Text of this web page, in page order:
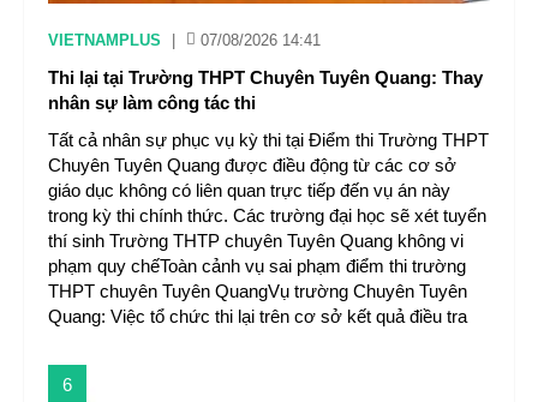
VIETNAMPLUS 07/08/2026 14:41
Thi lại tại Trường THPT Chuyên Tuyên Quang: Thay
nhân sự làm công tác thi
Tất cả nhân sự phục vụ kỳ thi tại Điểm thi Trường THPT
Chuyên Tuyên Quang được điều động từ các cơ sở
giáo dục không có liên quan trực tiếp đến vụ án này
trong kỳ thi chính thức. Các trường đại học sẽ xét tuyển
thí sinh Trường THTP chuyên Tuyên Quang không vi
phạm quy chếToàn cảnh vụ sai phạm điểm thi trường
THPT chuyên Tuyên QuangVụ trường Chuyên Tuyên
Quang: Việc tổ chức thi lại trên cơ sở kết quả điều tra
6